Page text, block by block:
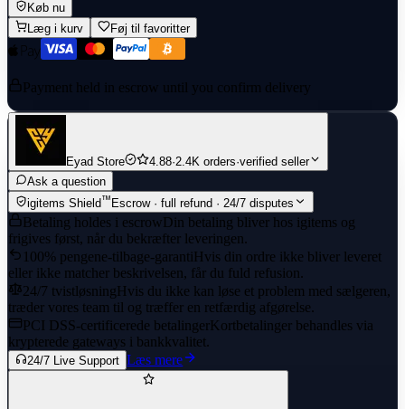
Køb nu
Læg i kurv
Føj til favoritter
Payment held in escrow until you confirm delivery
Eyad Store 4.88·2.4K orders·verified seller
Ask a question
igitems Shield™ Escrow · full refund · 24/7 disputes
Betaling holdes i escrowDin betaling bliver hos igitems og
frigives først, når du bekræfter leveringen.
100% pengene-tilbage-garantiHvis din ordre ikke bliver leveret
eller ikke matcher beskrivelsen, får du fuld refusion.
24/7 tvistløsningHvis du ikke kan løse et problem med sælgeren,
træder vores team til og træffer en retfærdig afgørelse.
PCI DSS-certificerede betalingerKortbetalinger behandles via
krypterede gateways i bankkvalitet.
24/7 Live Support Læs mere